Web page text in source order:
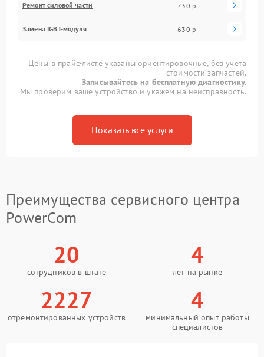
Ремонт силовой части 730 р
Замена IGBT-модуля 630 р
Цены в прайс-листе указаны ориентировочные, без учета
стоимости запчастей.
Записывайтесь на бесплатную диагностику.
Мы проверим ваше устройство и укажем на неисправность.
Показать все услуги
Преимущества сервисного центра
PowerCom
20
сотрудников в штате
4
лет на рынке
2227
отремонтированных устройств
4
минимальный опыт работы
специалистов